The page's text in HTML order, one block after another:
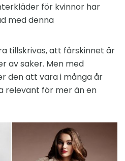
för kvinnor har
med denna
tillskrivas, att fårskinnet är
av saker. Men med
den att vara i många år
relevant för mer än en